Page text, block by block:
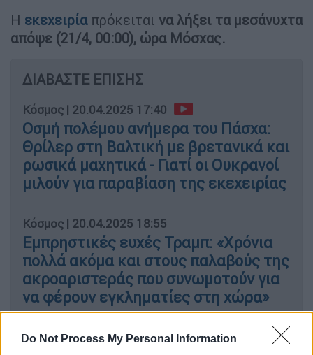
Do Not Process My Personal Information
Η εκεχειρίαπρόκειται να λήξει τα μεσάνυχτα
απόψε (21/4, 00:00), ώρα Μόσχας.
ΔΙΑΒΑΣΤΕ ΕΠΙΣΗΣ
Κόσμος | 20.04.2025 17:40
Οσμή πολέμου ανήμερα του Πάσχα:
Θρίλερ στη Βαλτική με βρετανικά και
ρωσικά μαχητικά - Γιατί οι Ουκρανοί
μιλούν για παραβίαση της εκεχειρίας
Κόσμος | 20.04.2025 18:55
Εμπρηστικές ευχές Τραμπ: «Χρόνια
πολλά ακόμα και στους παλαβούς της
ακροαριστεράς που συνωμοτούν για
να φέρουν εγκληματίες στη χώρα»